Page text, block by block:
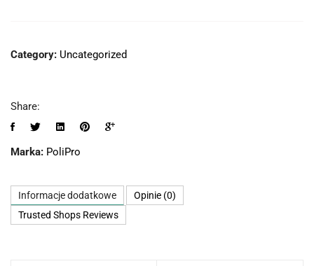
Category: Uncategorized
Share:
Marka: PoliPro
Informacje dodatkowe
Opinie (0)
Trusted Shops Reviews